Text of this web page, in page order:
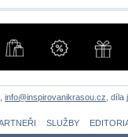
info@inspirovanikrasou.cz, díla
SLUŽBY